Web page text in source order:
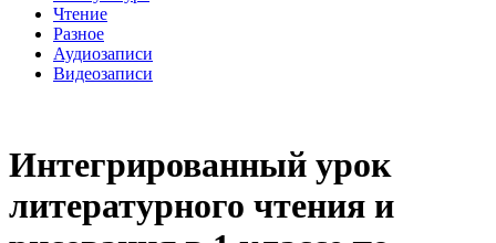
Чтение
Разное
Аудиозаписи
Видеозаписи
Интегрированный урок
литературного чтения и